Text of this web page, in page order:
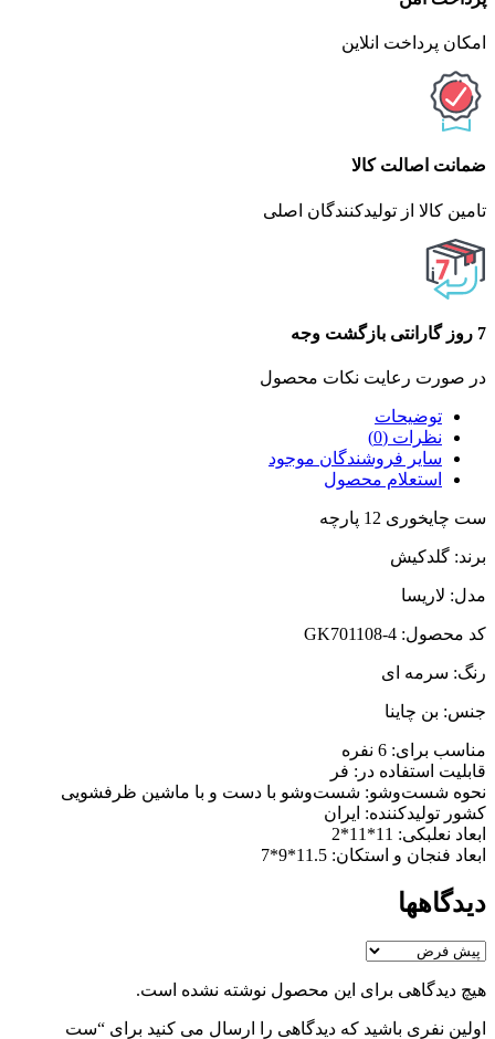
امکان پرداخت انلاین
ضمانت اصالت کالا
تامین کالا از تولیدکنندگان اصلی
7 روز گارانتی بازگشت وجه
در صورت رعایت نکات محصول
توضیحات
نظرات (0)
سایر فروشندگان موجود
استعلام محصول
ست چایخوری 12 پارچه
برند: گلدکیش
مدل: لاریسا
کد محصول: GK701108-4
رنگ: سرمه ای
جنس: بن چاینا
مناسب برای: 6 نفره
قابلیت استفاده در: فر
نحوه شست‌وشو: شست‌وشو با دست و با ماشین ظرفشویی
کشور تولیدکننده: ایران
ابعاد نعلبکی: 11*11*2
ابعاد فنجان و استکان: 11.5*9*7
دیدگاهها
هیچ دیدگاهی برای این محصول نوشته نشده است.
اولین نفری باشید که دیدگاهی را ارسال می کنید برای “ست